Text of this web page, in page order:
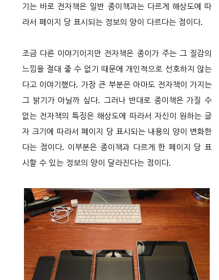
기는 바로 전자책은 일반 종이책과는 다르게 해상도에 따
라서 페이지 당 표시되는 정보의 양이 다르다는 점이다.
조금 다른 이야기이지만 전자책은 종이가 주는 그 질감의
느낌을 절대 줄 수 없기 때문에 개인적으로 선호하지 않는
다고 이야기했다. 가장 큰 부분은 아마도 전자책이 가지는
그 밝기가 아닐까 싶다. 그러나 반대로 종이책은 가질 수
없는 전자책의 특징은 해상도에 따라서 자신이 원하는 글
자 크기에 따라서 페이지 당 표시되는 내용의 양이 변화한
다는 점이다. 이부분은 종이책과 다르게 한 페이지 당 표
시할 수 있는 정보의 양이 달라진다는 점이다.